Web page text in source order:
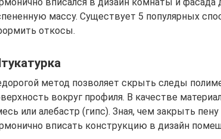
массу. Существует 5 популярных
откосы.
метод позволяет скрыть следы
вокруг профиля. В качестве
или алебастр (гипс). Зная, чем закрыть
вписать конструкцию в дизайн